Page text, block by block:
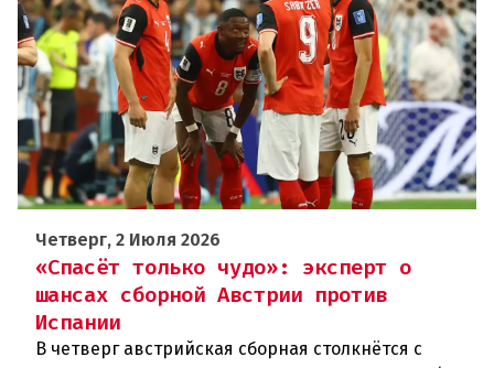
Четверг, 2 Июля 2026
«Спасёт только чудо»: эксперт о
шансах сборной Австрии против
Испании
В четверг австрийская сборная столкнётся с